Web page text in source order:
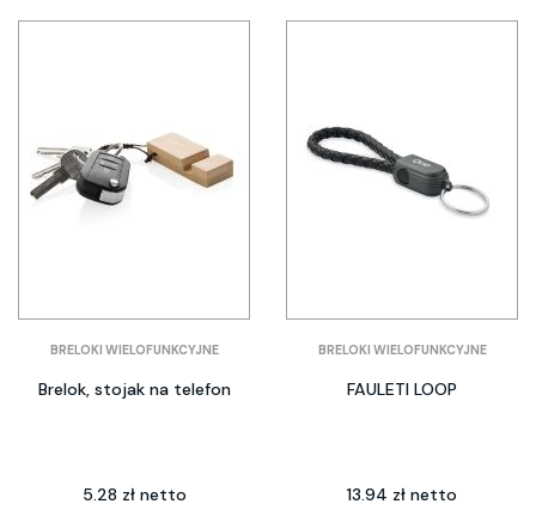
BRELOKI WIELOFUNKCYJNE
Brelok, stojak na telefon
5.28 zł netto
BRELOKI WIELOFUNKCYJNE
FAULETI LOOP
13.94 zł netto